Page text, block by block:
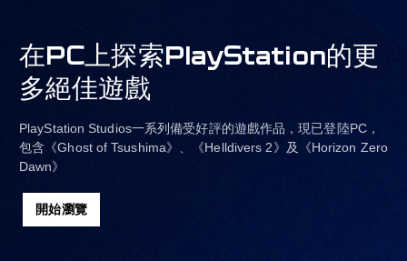
在PC上探索PlayStation的更
多絕佳遊戲
PlayStation Studios一系列備受好評的遊戲作品，現已登陸PC，
包含《Ghost of Tsushima》、《Helldivers 2》及《Horizon Zero
Dawn》
開始瀏覽